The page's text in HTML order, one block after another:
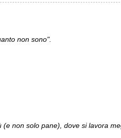
non sono".
non solo pane), dove si lavora